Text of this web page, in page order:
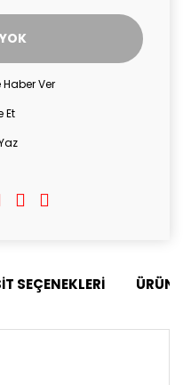
Haber Ver
Et
SEÇENEKLERİ ÜRÜN